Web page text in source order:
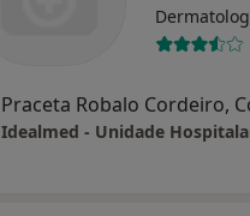
Praceta Robalo Cordeiro,
Idealmed - Unidade